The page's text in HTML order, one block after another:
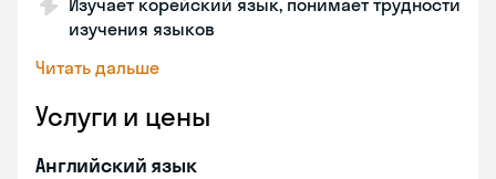
Изучает корейский язык, понимает трудности
изучения языков
Читать дальше
Услуги и цены
Английский язык